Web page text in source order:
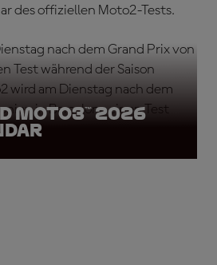
des offiziellen Moto2-Tests.
nach dem Grand Prix von
Test während der Saison
wird am Dienstag nach dem
in Barcelona einen Test
Moto3™ 2026